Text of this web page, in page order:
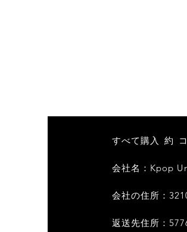
すべて購入 約
会社名：Kpop
会社の住所：
返送先住所：